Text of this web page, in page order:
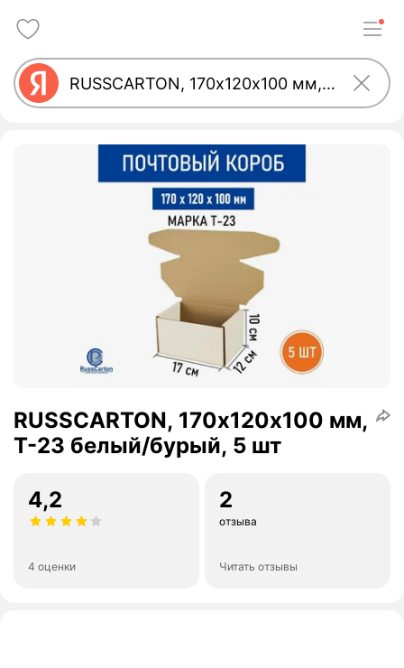
RUSSCARTON, 170х120х100 мм,
Т-23 белый/бурый, 5 шт
4,2
4 оценки
2
отзыва
Читать отзывы